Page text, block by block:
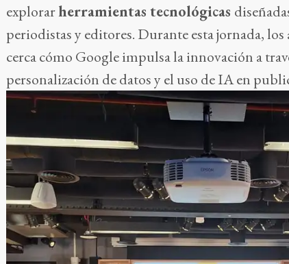
explorarherramientas tecnológicas
periodistas y editores. Durante esta jornada,
cerca cómo Google impulsa la innovación a
personalización de datos y el uso de IA en